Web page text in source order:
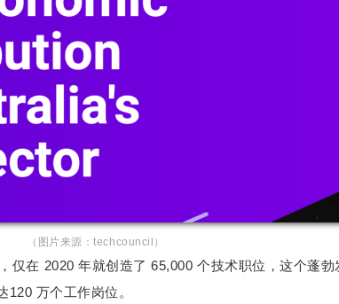
（图片来源：techcouncil）
仅在 2020 年就创造了 65,000 个技术职位，这个蓬勃
万个工作岗位。